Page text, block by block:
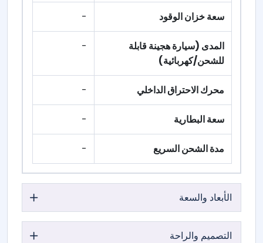
سعة خزان الوقود -
المدى (سيارة هجينة قابلة
للشحن/كهربائية)
-
محرك الاحتراق الداخلي -
سعة البطارية -
مدة الشحن السريع -
الأبعاد والسعة
التصميم والراحة